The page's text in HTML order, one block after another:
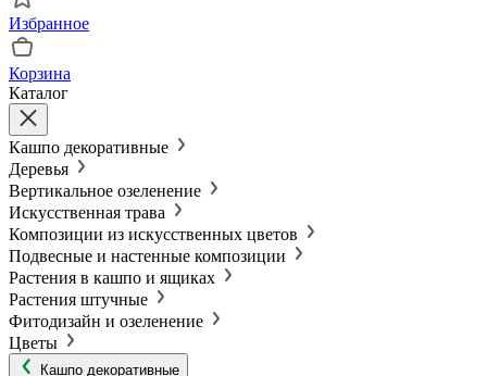
Избранное
Корзина
Каталог
Кашпо декоративные
Деревья
Вертикальное озеленение
Искусственная трава
Композиции из искусственных цветов
Подвесные и настенные композиции
Растения в кашпо и ящиках
Растения штучные
Фитодизайн и озеленение
Цветы
Кашпо декоративные